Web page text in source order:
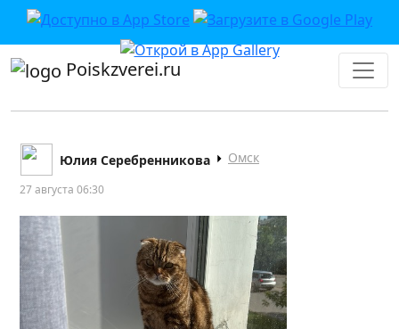
Poiskzverei.ru
Юлия Серебренникова Омск
27 августа 06:30